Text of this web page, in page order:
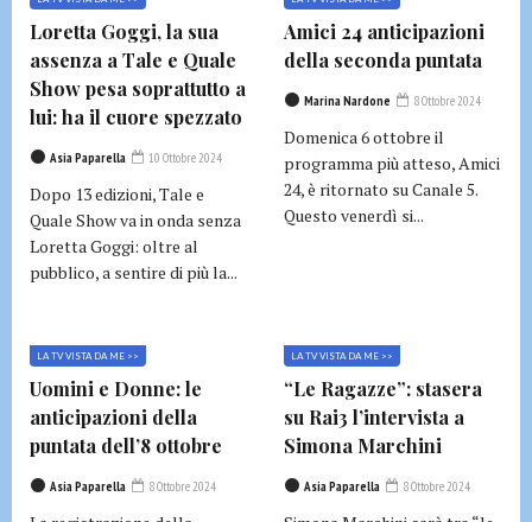
Loretta Goggi, la sua
assenza a Tale e Quale
Show pesa soprattutto a
lui: ha il cuore spezzato
Asia Paparella 10 Ottobre 2024
Dopo 13 edizioni, Tale e
Quale Show va in onda senza
Loretta Goggi: oltre al
pubblico, a sentire di più la...
Amici 24 anticipazioni
della seconda puntata
Marina Nardone 8 Ottobre 2024
Domenica 6 ottobre il
programma più atteso, Amici
24, è ritornato su Canale 5.
Questo venerdì si...
LA TV VISTA DA ME >>
Uomini e Donne: le
anticipazioni della
puntata dell’8 ottobre
Asia Paparella 8 Ottobre 2024
LA TV VISTA DA ME >>
“Le Ragazze”: stasera
su Rai3 l’intervista a
Simona Marchini
Asia Paparella 8 Ottobre 2024